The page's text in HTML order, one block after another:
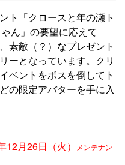
ト「クロースと年の瀬ト
ん」の要望に応えて
素敵（？）なプレゼント
ーとなっています。クリ
ベントをボスを倒してト
の限定アバターを手に入
月26日（火）
メンテナン